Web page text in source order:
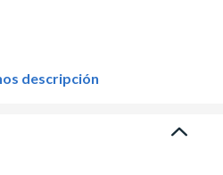
descripción